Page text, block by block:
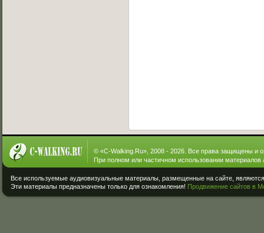
© «C-Walking.Ru», 2008 - 2026. Все права защищены и
При полном или частичном использовании материалов
Все используемые аудиовизуальные материалы, размещенные на сайте,
Эти материалы предназначены только для ознакомления! Продвижение сайтов в